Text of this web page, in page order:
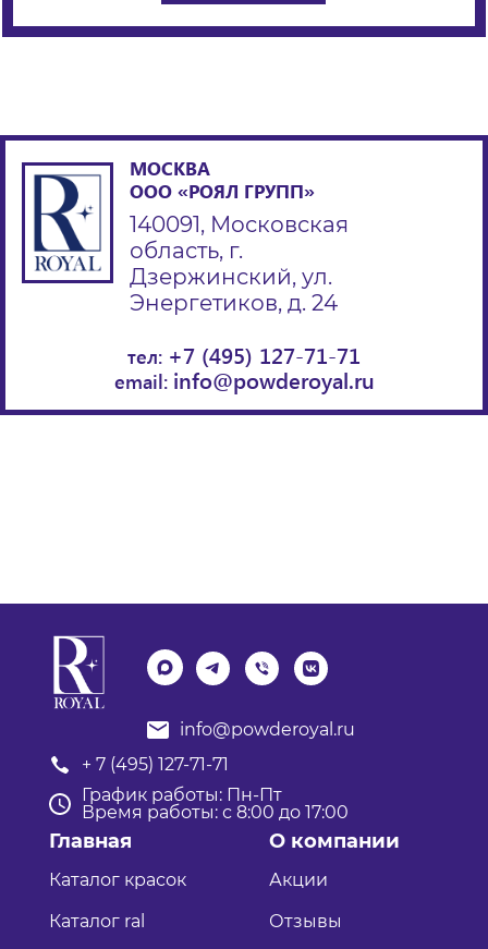
МОСКВА
ООО «РОЯЛ ГРУПП»
140091, Московская
область, г.
Дзержинский, ул.
Энергетиков, д. 24
тел: +7 (495) 127-71-71
email: info@powderoyal.ru
info@powderoyal.ru
+ 7 (495) 127-71-71
График работы: Пн-Пт
Время работы: с 8:00 до 17:00
Главная
Каталог красок
Каталог ral
О компании
Акции
Отзывы